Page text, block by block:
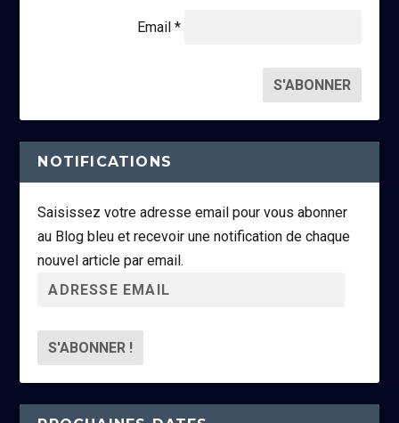
Email *
NOTIFICATIONS
Saisissez votre adresse email pour vous abonner
au Blog bleu et recevoir une notification de chaque
nouvel article par email.
r
s
s